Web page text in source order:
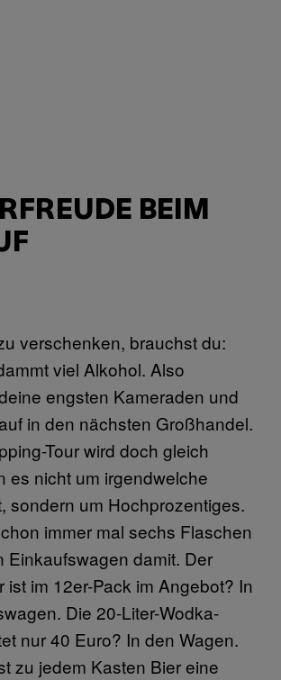
BEIM
verschenken, brauchst du:
viel Alkohol. Also
engsten Kameraden und
in den nächsten Großhandel.
Tour wird doch gleich
es nicht um irgendwelche
sondern um Hochprozentiges.
immer mal sechs Flaschen
Einkaufswagen damit. Der
ist im 12er-Pack im Angebot? In
Die 20-Liter-Wodka-
nur 40 Euro? In den Wagen.
zu jedem Kasten Bier eine